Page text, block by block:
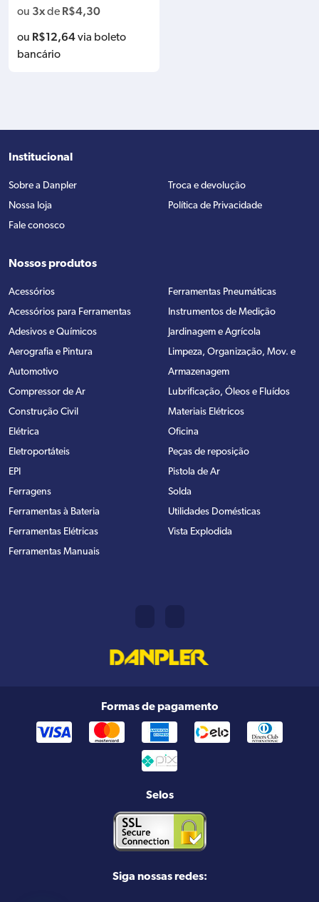
300 300ML
ou 3xde R$4,30
ou R$12,64via boleto
bancário
Institucional
Sobre a Danpler
Nossa loja
Fale conosco
Troca e devolução
Política de Privacidade
Nossos produtos
Acessórios
Acessórios para Ferramentas
Adesivos e Químicos
Aerografia e Pintura
Automotivo
Compressor de Ar
Construção Civil
Elétrica
Eletroportáteis
EPI
Ferragens
Ferramentas à Bateria
Ferramentas Elétricas
Ferramentas Manuais
Ferramentas Pneumáticas
Instrumentos de Medição
Jardinagem e Agrícola
Limpeza, Organização, Mov. e
Armazenagem
Lubrificação, Óleos e Fluídos
Materiais Elétricos
Oficina
Peças de reposição
Pistola de Ar
Solda
Utilidades Domésticas
Vista Explodida
Formas de pagamento
Selos
Siga nossas redes: